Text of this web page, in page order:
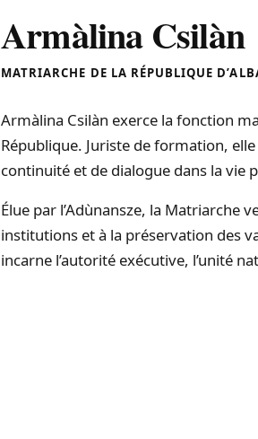
Armàlina Csilàn
MATRIARCHE DE LA RÉPUBLIQUE
Armàlina Csilàn exerce la fonction
République. Juriste de formation,
continuité et de dialogue dans la vie
Élue par l’Adùnansze, la Matriarche
institutions et à la préservation des
incarne l’autorité exécutive, l’unité